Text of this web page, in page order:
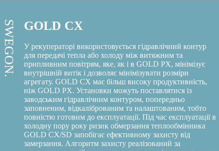
SWEGON. GOLD CX
У рекуператорі використовується гідравлічний контур
для передачі тепла або холоду між витяжним та
припливним повітрям, яке, як і в GOLD PX, мінімізує
внутрішній витік і дозволяє мінімізувати розміри
агрегату. GOLD CX має більш високу продуктивність,
ніж GOLD PX. Установки можуть поставлятися із
заводським гідравлічним контуром, попередньо
заповненим, відкаліброваним та налаштованим, тобто
повністю готовим до експлуатації. Під час експлуатації в
холодну пору року ризик обмерзання теплообмінника
GOLD CX/SD запобігає ефективному захисту від
замерзання. Алгоритм захисту реалізований за